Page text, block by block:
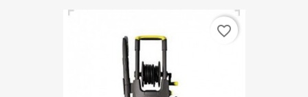
favorite_border